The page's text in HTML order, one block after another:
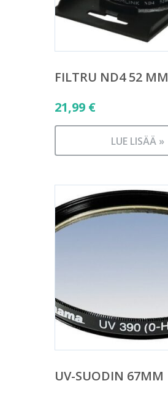
FILTRU ND4 52 MM
21,99 €
LUE LISÄÄ »
UV-SUODIN 67MM